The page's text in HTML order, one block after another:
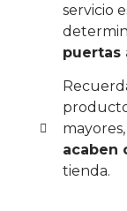
servicio
puertas
mayores,
acaben
tienda.